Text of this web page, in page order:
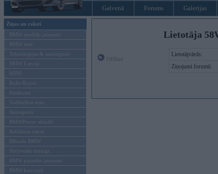
Galvenā Forums Galerijas
Ziņas un raksti
BMW modeļu jaunumi
BMW testi
Tehnoloģijas & sasniegumi
BMW Latvijā
MINI
Rolls-Royce
Pasākumi
Vadāmības tests
Autosports
BMWPower aktuāli
Reklāmas raksti
Mēneša BMW
Sērijveida tūnings
BMW pasaules jaunumi
BMW koncepti
Lietotāja
Lietotājvārds:
Ziņojumi forumā: